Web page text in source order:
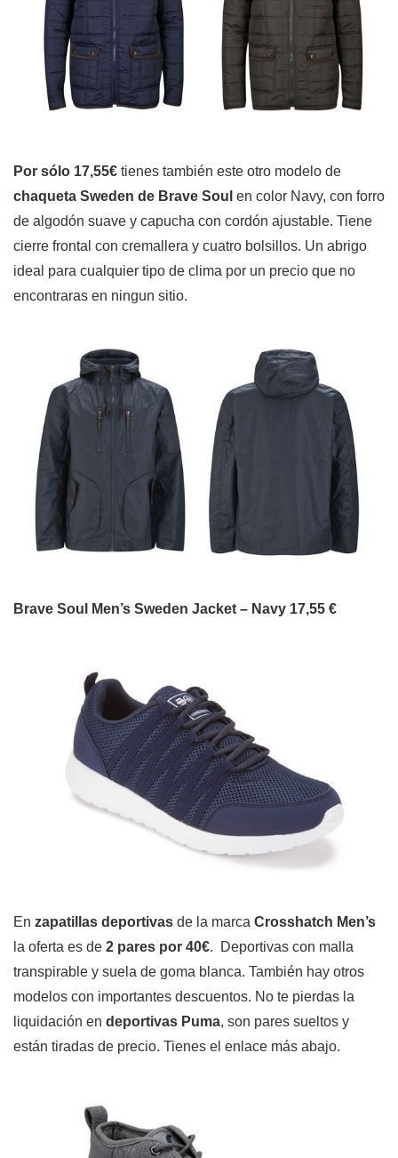
Por sólo 17,55€ tienes también este otro modelo de
chaqueta Sweden de Brave Soul en color Navy, con forro
de algodón suave y capucha con cordón ajustable. Tiene
cierre frontal con cremallera y cuatro bolsillos. Un abrigo
ideal para cualquier tipo de clima por un precio que no
encontraras en ningun sitio.
Brave Soul Men’s Sweden Jacket – Navy 17,55 €
En zapatillas deportivas de la marca Crosshatch Men’s
la oferta es de 2 pares por 40€. Deportivas con malla
transpirable y suela de goma blanca. También hay otros
modelos con importantes descuentos. No te pierdas la
liquidación en deportivas Puma, son pares sueltos y
están tiradas de precio. Tienes el enlace más abajo.